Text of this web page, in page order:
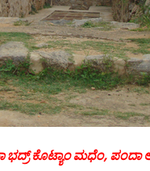
ಭದ್ರ್ ಕೊಟ್ಯಾಂ ಮಧೆಂ, ಪಂದಾ